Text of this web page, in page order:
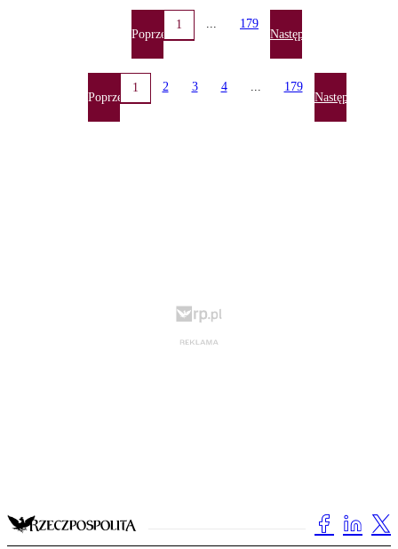
Poprzednia
1 ... 179
Następna
Poprzednia
1 2 3 4 ... 179
Następna